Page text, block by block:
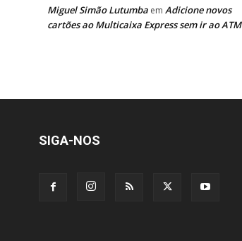
Miguel Simão Lutumba em Adicione novos
cartões ao Multicaixa Express sem ir ao ATM
SIGA-NOS